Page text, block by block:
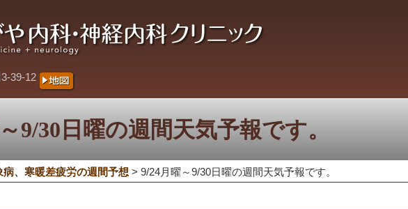
39-12
9/30日曜の週間天気予報です。
病、寒暖差疲労の週間予想 > 9/24月曜～9/30日曜の週間天気予報です。